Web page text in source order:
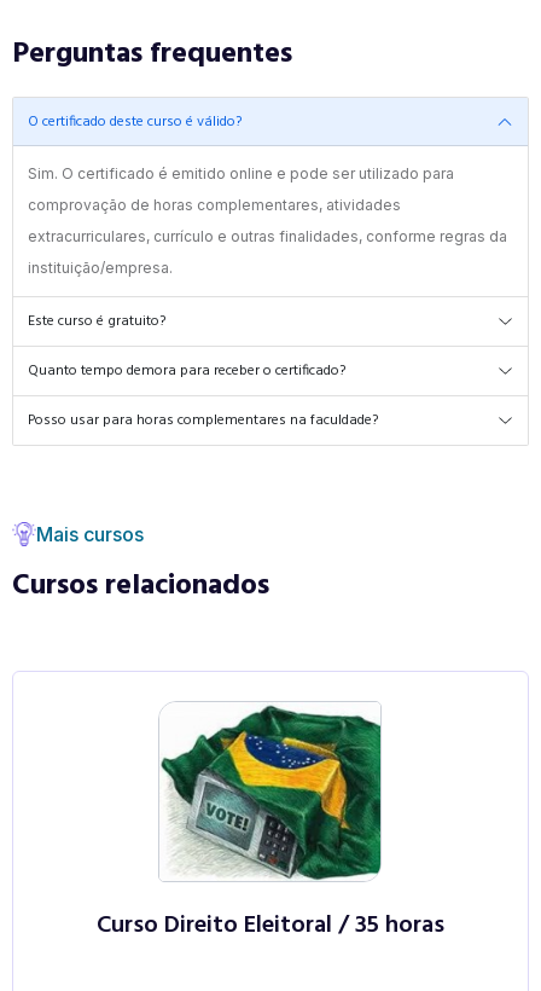
Perguntas frequentes
O certificado deste curso é válido?
Sim. O certificado é emitido online e pode ser utilizado para
comprovação de horas complementares, atividades
extracurriculares, currículo e outras finalidades, conforme regras da
instituição/empresa.
Este curso é gratuito?
Quanto tempo demora para receber o certificado?
Posso usar para horas complementares na faculdade?
Mais cursos
Cursos relacionados
Curso Direito Eleitoral / 35 horas